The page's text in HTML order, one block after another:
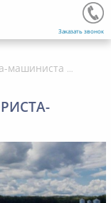
Заказать звонок
Обучение на права тракториста-машиниста категории Д